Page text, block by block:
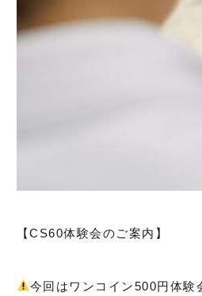
【CS60体験会のご案内】
今回はワンコイン500円体験